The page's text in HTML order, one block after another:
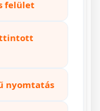
felület
nyomtatás